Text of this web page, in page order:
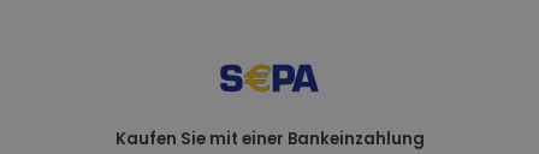
Kaufen Sie mit einer Bankeinzahlung